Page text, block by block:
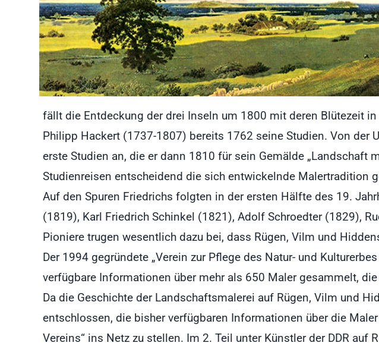
fällt die Entdeckung der drei Inseln um 1800 mit deren Blütezeit
Philipp Hackert (1737-1807) bereits 1762 seine Studien. Von der
erste Studien an, die er dann 1810 für sein Gemälde
Studienreisen entscheidend die sich entwickelnde Malertradition
Auf den Spuren Friedrichs folgten in der ersten Hälfte des 19.
(1819), Karl Friedrich Schinkel (1821), Adolf Schroedter (1829),
Pioniere trugen wesentlich dazu bei, dass Rügen, Vilm und
Der 1994 gegründete „Verein zur Pflege des Natur- und
verfügbare Informationen über mehr als 650 Maler gesammelt,
Da die Geschichte der Landschaftsmalerei auf Rügen, Vilm und
entschlossen, die bisher verfügbaren Informationen über die
Vereins“ ins Netz zu stellen. Im 2. Teil unter Künstler der DDR